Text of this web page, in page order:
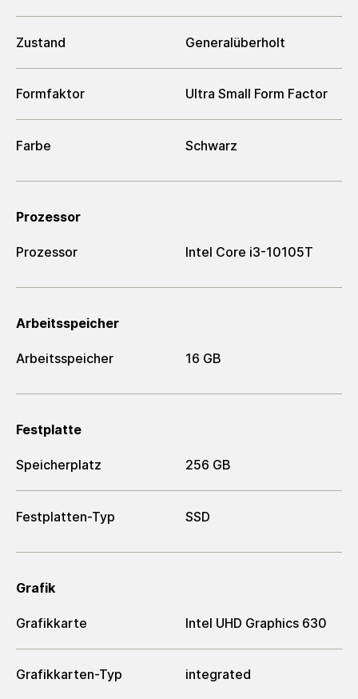
Zustand Generalüberholt
Formfaktor Ultra Small Form Factor
Farbe Schwarz
Prozessor
Prozessor Intel Core i3-10105T
Arbeitsspeicher
Arbeitsspeicher 16 GB
Festplatte
Speicherplatz 256 GB
Festplatten-Typ SSD
Grafik
Grafikkarte Intel UHD Graphics 630
Grafikkarten-Typ integrated